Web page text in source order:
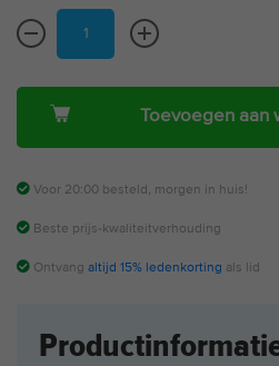
Toevoegen aan
Voor 20:00 besteld, morgen in huis!
Beste prijs-kwaliteitverhouding
Ontvang altijd 15% ledenkorting als lid